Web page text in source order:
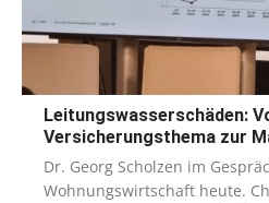
Leitungswasserschäden:
Versicherungsthema zur
Dr. Georg Scholzen im
Wohnungswirtschaft heute.